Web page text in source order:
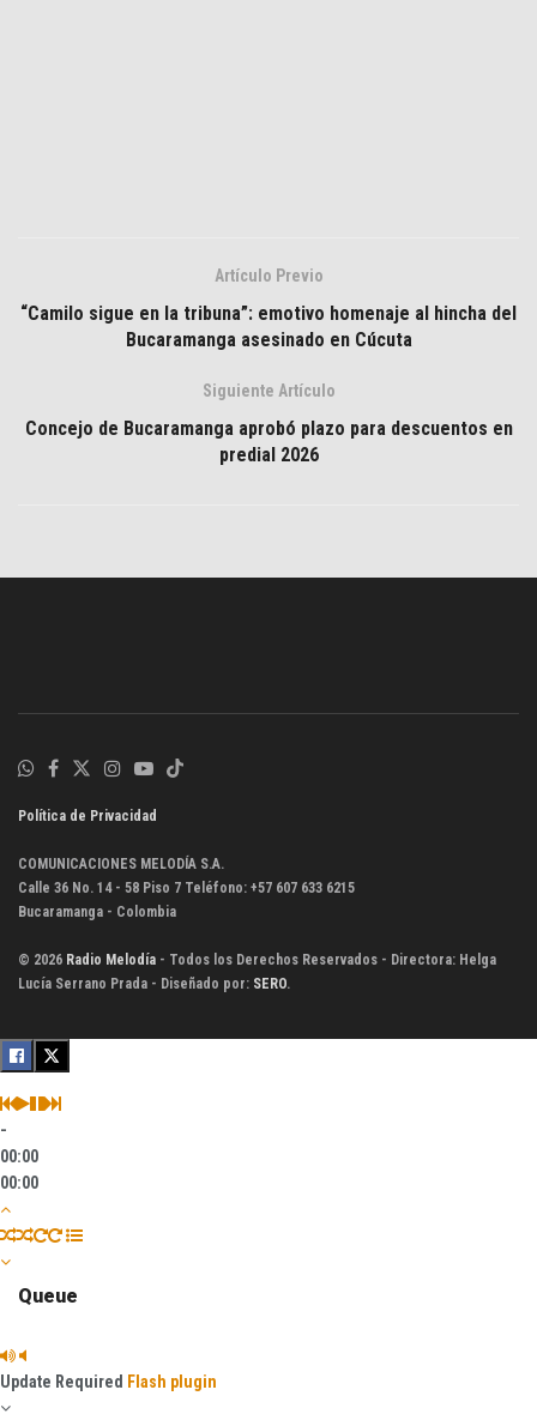
Artículo Previo
“Camilo sigue en la tribuna”: emotivo homenaje al hincha del
Bucaramanga asesinado en Cúcuta
Siguiente Artículo
Concejo de Bucaramanga aprobó plazo para descuentos en
predial 2026
Política de Privacidad
COMUNICACIONES MELODÍA S.A.
Calle 36 No. 14 - 58 Piso 7 Teléfono: +57 607 633 6215
Bucaramanga - Colombia
© 2026 Radio Melodía - Todos los Derechos Reservados - Directora: Helga
Lucía Serrano Prada - Diseñado por: SERO.
-
00:00
00:00
Queue
Update Required Flash plugin